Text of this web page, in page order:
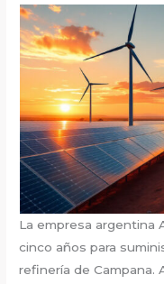
La empresa argentina
cinco años para
refinería de Campana.